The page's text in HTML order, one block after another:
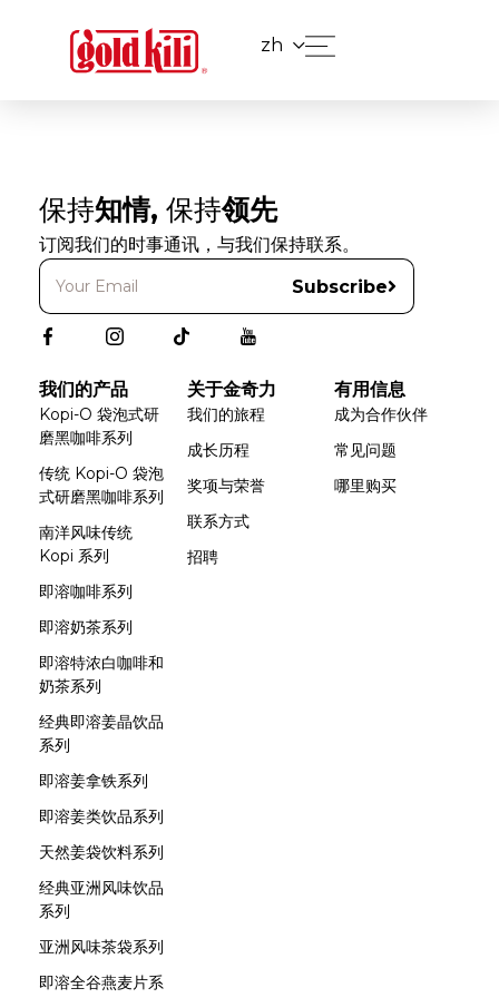
zh
保持知情, 保持领先
订阅我们的时事通讯，与我们保持联系。
Subscribe
我们的产品
Kopi-O 袋泡式研
磨黑咖啡系列
传统 Kopi-O 袋泡
式研磨黑咖啡系列
南洋风味传统
Kopi 系列
即溶咖啡系列
即溶奶茶系列
即溶特浓白咖啡和
奶茶系列
经典即溶姜晶饮品
系列
即溶姜拿铁系列
即溶姜类饮品系列
天然姜袋饮料系列
经典亚洲风味饮品
系列
亚洲风味茶袋系列
即溶全谷燕麦片系
关于金奇力
我们的旅程
成长历程
奖项与荣誉
联系方式
招聘
有用信息
成为合作伙伴
常见问题
哪里购买